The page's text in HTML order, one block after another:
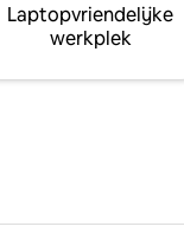
Laptopvriendelijke
werkplek